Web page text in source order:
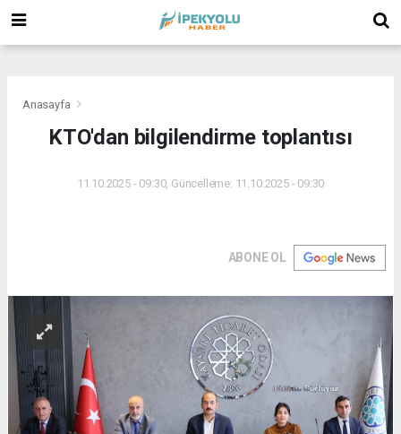
Anasayfa
KTO'dan bilgilendirme toplantısı
11.10.2025 - 09:30, Güncelleme: 11.10.2025 - 09:30
ABONE OL